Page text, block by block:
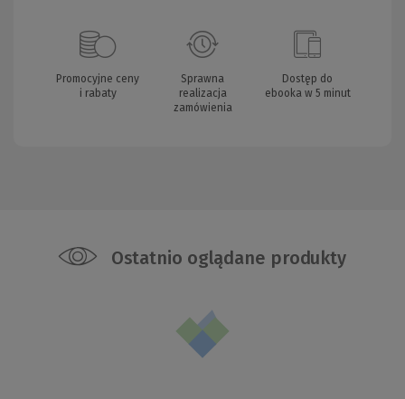
Promocyjne ceny
i rabaty
Sprawna
realizacja
zamówienia
Dostęp do
ebooka w 5 minut
Ostatnio oglądane produkty